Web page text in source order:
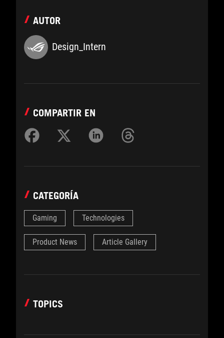
AUTOR
Design_Intern
COMPARTIR EN
CATEGORÍA
Gaming Technologies
Product News Article Gallery
TOPICS